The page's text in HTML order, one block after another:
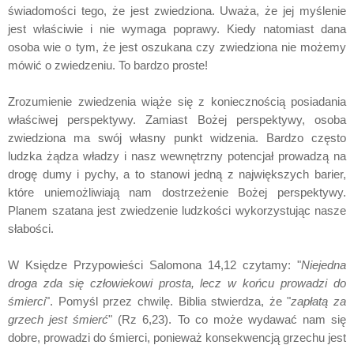
świadomości tego, że jest zwiedziona. Uważa, że jej myślenie
jest właściwie i nie wymaga poprawy. Kiedy natomiast dana
osoba wie o tym, że jest oszukana czy zwiedziona nie możemy
mówić o zwiedzeniu. To bardzo proste!
Zrozumienie zwiedzenia wiąże się z koniecznością posiadania
właściwej perspektywy. Zamiast Bożej perspektywy, osoba
zwiedziona ma swój własny punkt widzenia. Bardzo często
ludzka żądza władzy i nasz wewnętrzny potencjał prowadzą na
drogę dumy i pychy, a to stanowi jedną z największych barier,
które uniemożliwiają nam dostrzeżenie Bożej perspektywy.
Planem szatana jest zwiedzenie ludzkości wykorzystując nasze
słabości.
W Księdze Przypowieści Salomona 14,12 czytamy: "Niejedna
droga zda się człowiekowi prosta, lecz w końcu prowadzi do
śmierci". Pomyśl przez chwilę. Biblia stwierdza, że "zapłatą za
grzech jest śmierć" (Rz 6,23). To co może wydawać nam się
dobre, prowadzi do śmierci, ponieważ konsekwencją grzechu jest